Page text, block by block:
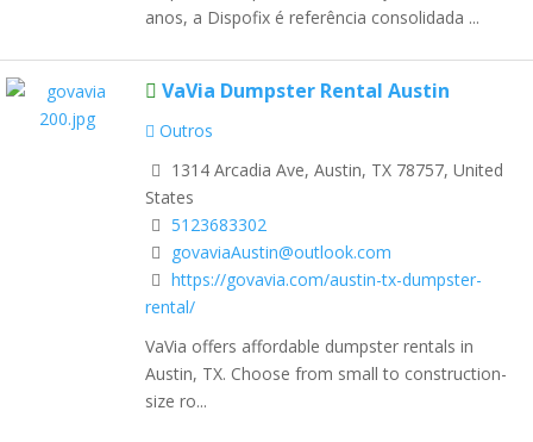
anos, a Dispofix é referência consolidada ...
VaVia Dumpster Rental Austin
Outros
1314 Arcadia Ave, Austin, TX 78757, United
States
5123683302
govaviaAustin@outlook.com
https://govavia.com/austin-tx-dumpster-
rental/
VaVia offers affordable dumpster rentals in
Austin, TX. Choose from small to construction-
size ro...